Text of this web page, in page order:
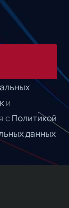
и
с Политикой
данных